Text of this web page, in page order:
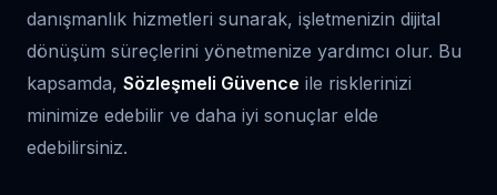
danışmanlık hizmetleri sunarak, işletmenizin dijital
dönüşüm süreçlerini yönetmenize yardımcı olur. Bu
kapsamda, Sözleşmeli Güvence ile risklerinizi
minimize edebilir ve daha iyi sonuçlar elde
edebilirsiniz.